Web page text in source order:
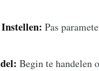
Pas
Begin te handelen